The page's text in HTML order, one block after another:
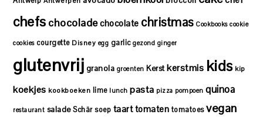
chefs chocoladechocolate christmas Cookbooks cookie
cookies courgette Disney egg garlic gezond ginger
glutenvrij granola groenten Kerst kerstmis kids kip
koekjes kookboeken lime lunch pasta pizza pompoen quinoa
restaurant salade Schär soep taarttomaten tomatoes vegan